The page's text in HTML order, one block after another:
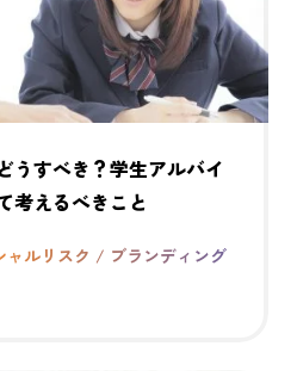
うすべき？学生アルバイ
考えるべきこと
ャルリスク / ブランディング